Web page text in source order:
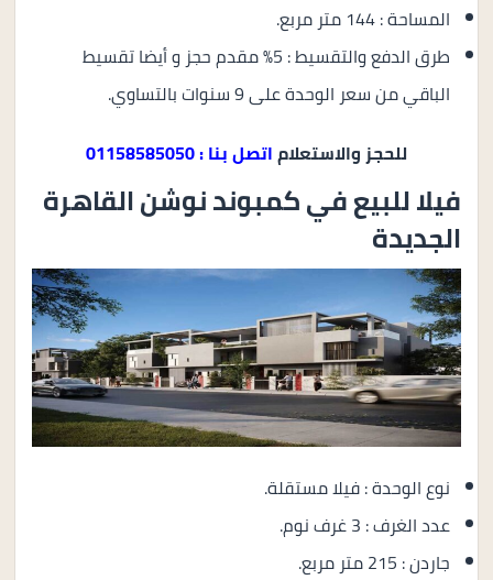
المساحة : 144 متر مربع.
طرق الدفع والتقسيط : 5% مقدم حجز و أيضا تقسيط
الباقي من سعر الوحدة على 9 سنوات بالتساوي.
للحجز والاستعلاماتصل بنا : 01158585050
فيلا للبيع في كمبوند نوشن القاهرة
الجديدة
نوع الوحدة : فيلا مستقلة.
عدد الغرف : 3 غرف نوم.
جاردن : 215 متر مربع.